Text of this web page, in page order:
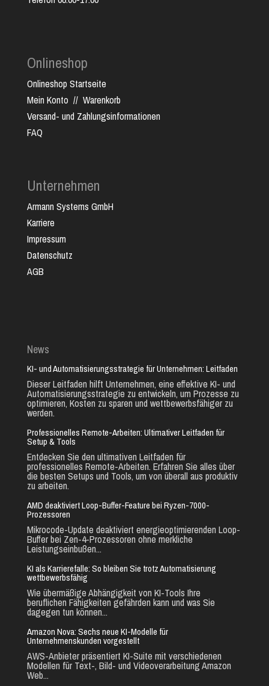
Onlineshop
Onlineshop Startseite
Mein Konto // Warenkorb
Versand- und Zahlungsinformationen
FAQ
Unternehmen
Armann Systems GmbH
Karriere
Impressum
Datenschutz
AGB
News
KI- und Automatisierungsstrategie für Unternehmen: Leitfaden
Dieser Leitfaden hilft Unternehmen, eine effektive KI- und
Automatisierungsstrategie zu entwickeln, um Prozesse zu
optimieren, Kosten zu sparen und wettbewerbsfähiger zu
werden.
Professionelles Remote-Arbeiten: Ultimativer Leitfaden für
Setup & Tools
Entdecken Sie den ultimativen Leitfaden für
professionelles Remote-Arbeiten. Erfahren Sie alles über
die besten Setups und Tools, um von überall aus produktiv
zu arbeiten.
AMD deaktiviert Loop-Buffer-Feature bei Ryzen-7000-
Prozessoren
Mikrocode-Update deaktiviert energieoptimierenden Loop-
Buffer bei Zen-4-Prozessoren ohne merkliche
Leistungseinbußen...
KI als Karrierefalle: So bleiben Sie trotz Automatisierung
wettbewerbsfähig
Wie übermäßige Abhängigkeit von KI-Tools Ihre
beruflichen Fähigkeiten gefährden kann und was Sie
dagegen tun können...
Amazon Nova: Sechs neue KI-Modelle für
Unternehmenskunden vorgestellt
AWS-Anbieter präsentiert KI-Suite mit verschiedenen
Modellen für Text-, Bild- und Videoverarbeitung Amazon
Web...